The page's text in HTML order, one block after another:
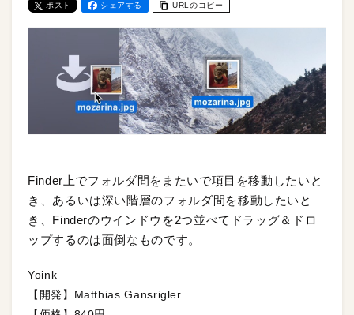
ポスト シェアする URLのコピー
Finder上でフォルダ間をまたいで項目を移動したいと
き、あるいは深い階層のフォルダ間を移動したいと
き、Finderのウインドウを2つ並べてドラッグ＆ドロ
ップするのは面倒なものです。
Yoink
【開発】Matthias Gansrigler